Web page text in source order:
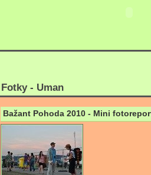
Fotky - Uman
Bažant Pohoda 2010 - Mini